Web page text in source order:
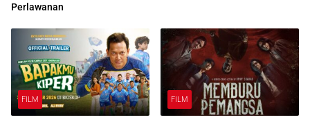
Perlawanan
FILM FILM